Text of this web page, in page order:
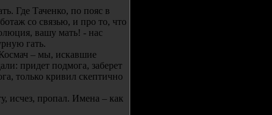
Где Таченко, по пояс в
со связью, и про то, что
вашу мать! - нас
гать.
– мы, искавшие
придет подмога, заберет
только кривил скептично
исчез, пропал. Имена – как